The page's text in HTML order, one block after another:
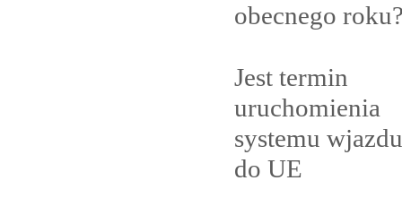
obecnego
Jest termin
uruchomienia
systemu wjazdu
do UE